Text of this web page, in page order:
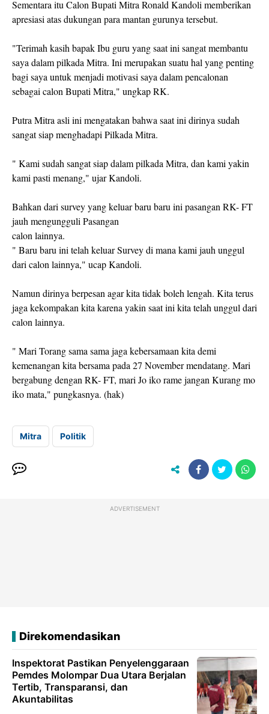
Sementara itu Calon Bupati Mitra Ronald Kandoli memberikan
apresiasi atas dukungan para mantan gurunya tersebut.
"Terimah kasih bapak Ibu guru yang saat ini sangat membantu
saya dalam pilkada Mitra. Ini merupakan suatu hal yang penting
bagi saya untuk menjadi motivasi saya dalam pencalonan
sebagai calon Bupati Mitra," ungkap RK.
Putra Mitra asli ini mengatakan bahwa saat ini dirinya sudah
sangat siap menghadapi Pilkada Mitra.
" Kami sudah sangat siap dalam pilkada Mitra, dan kami yakin
kami pasti menang," ujar Kandoli.
Bahkan dari survey yang keluar baru baru ini pasangan RK- FT
jauh mengungguli Pasangan
calon lainnya.
" Baru baru ini telah keluar Survey di mana kami jauh unggul
dari calon lainnya," ucap Kandoli.
Namun dirinya berpesan agar kita tidak boleh lengah. Kita terus
jaga kekompakan kita karena yakin saat ini kita telah unggul dari
calon lainnya.
" Mari Torang sama sama jaga kebersamaan kita demi
kemenangan kita bersama pada 27 November mendatang. Mari
bergabung dengan RK- FT, mari Jo iko rame jangan Kurang mo
iko mata," pungkasnya. (hak)
Mitra Politik
ADVERTISEMENT
Direkomendasikan
Inspektorat Pastikan Penyelenggaraan
Pemdes Molompar Dua Utara Berjalan
Tertib, Transparansi, dan
Akuntabilitas